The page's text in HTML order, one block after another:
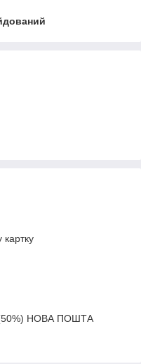
(50%) НОВА ПОШТА